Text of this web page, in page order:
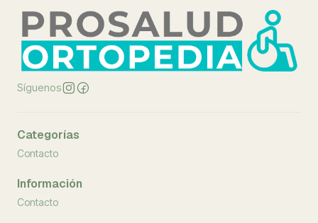
Síguenos
Categorías
Contacto
Información
Contacto